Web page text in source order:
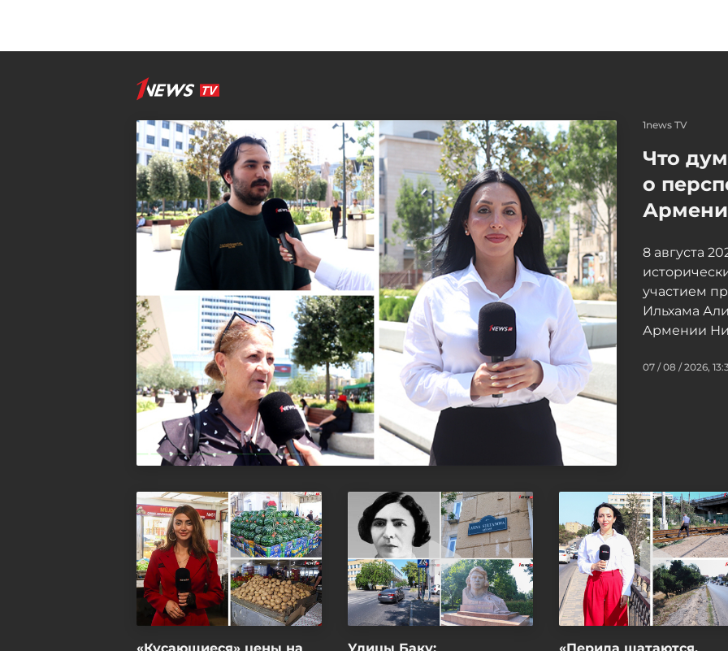
1news TV
Что
о
8 августа
участием
Ильхама
Армении
07 / 08 / 2026,
«Кусающиеся» цены на Улицы Баку: «Перила шатаются,